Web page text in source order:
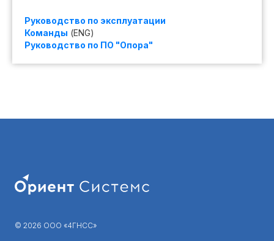
Руководство по эксплуатации
Команды (ENG)
Руководство по ПО "Опора"
© 2026 ООО «4ГНСС»